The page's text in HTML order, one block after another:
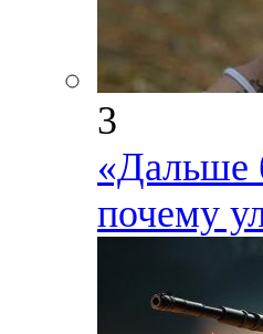
3
«Дальше
почему